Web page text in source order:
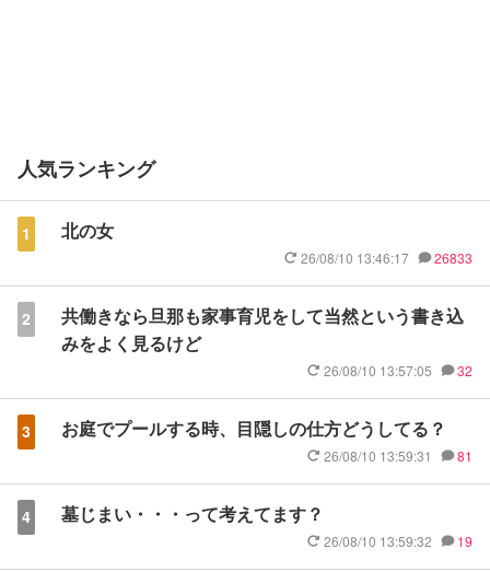
人気ランキング
1 北の女
26/08/10 13:46:17 26833
2
共働きなら旦那も家事育児をして当然という書き込
みをよく見るけど
26/08/10 13:57:05 32
3 お庭でプールする時、目隠しの仕方どうしてる？
26/08/10 13:59:31 81
4 墓じまい・・・って考えてます？
26/08/10 13:59:32 19